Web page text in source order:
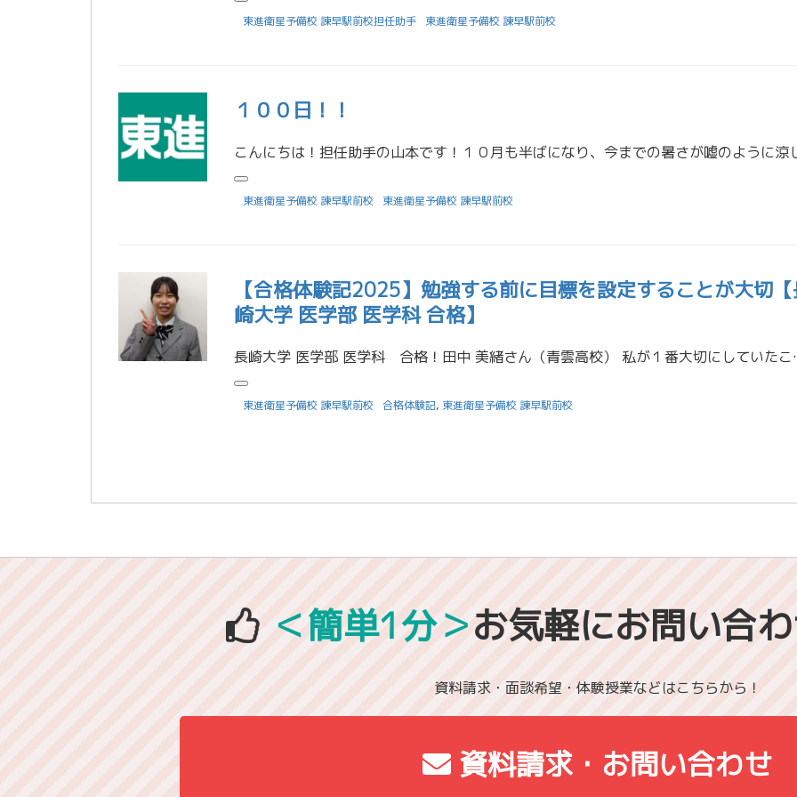
東進衛星予備校 諫早駅前校担任助手 東進衛星予備校 諫早駅前校
１００日！！
東進衛星予備校 諫早駅前校 東進衛星予備校 諫早駅前校
【合格体験記2025】勉強する前に目標を設定することが大切
崎大学 医学部 医学科 合格】
長崎大学 医学部 医学科 合格！田中 美緒さん（青
東進衛星予備校 諫早駅前校 合格体験記, 東進衛星予備校 諫早駅前校
＜簡単1分＞お気軽にお問い合
資料請求・面談希望・体験授業などはこちらから！
資料請求・お問い合わせ